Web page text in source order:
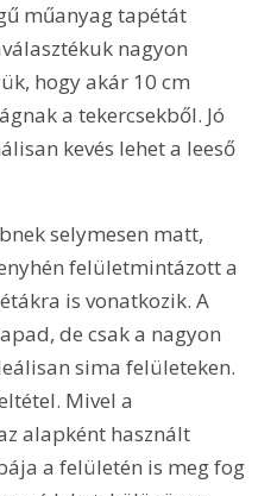
műanyag tapétát
nagyon
hogy akár 10 cm
a tekercsekből. Jó
kevés lehet a leeső
felületmintázott a
is vonatkozik. A
de csak a nagyon
sima felületeken.
Mivel a
alapként használt
a felületén is meg fog